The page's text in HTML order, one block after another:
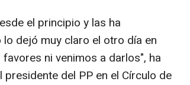
el principio y las ha
dejó muy claro el otro día en
ni venimos a darlos", ha
del PP en el Círculo de